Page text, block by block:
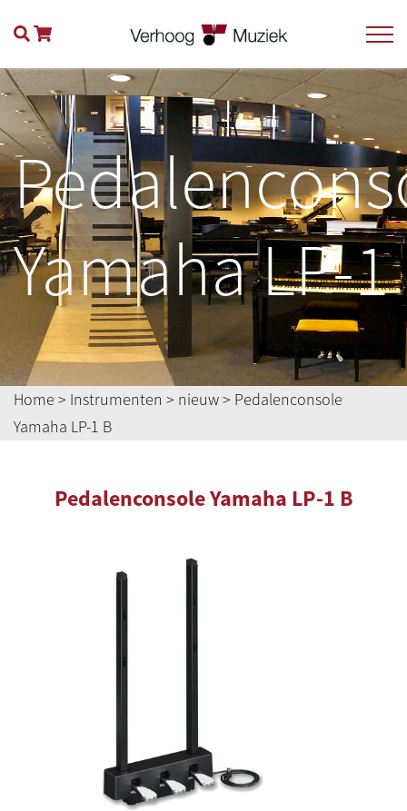
Yamaha LP-1
Home > Instrumenten > nieuw> Pedalenconsole
Yamaha LP-1 B
Pedalenconsole Yamaha LP-1 B